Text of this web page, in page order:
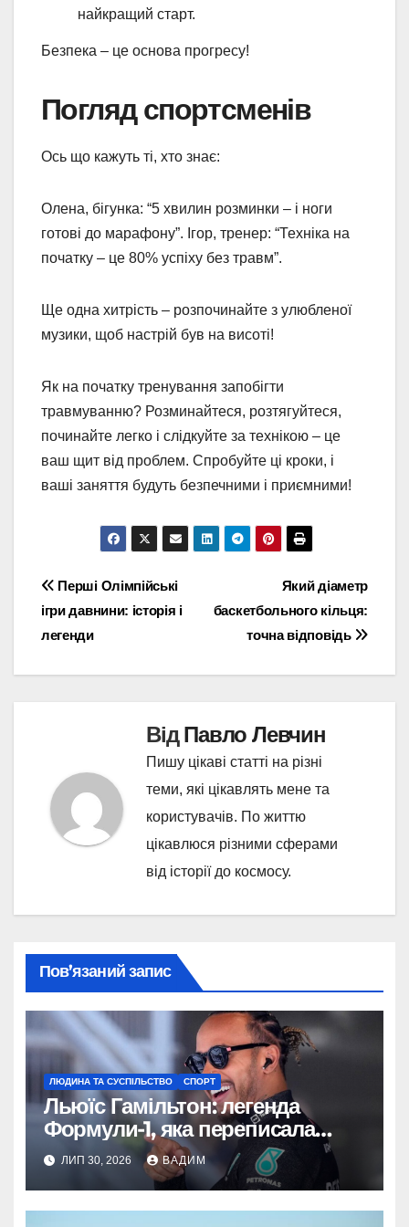
найкращий старт.
Безпека – це основа прогресу!
Погляд спортсменів
Ось що кажуть ті, хто знає:
Олена, бігунка: “5 хвилин розминки – і ноги
готові до марафону”. Ігор, тренер: “Техніка на
початку – це 80% успіху без травм”.
Ще одна хитрість – розпочинайте з улюбленої
музики, щоб настрій був на висоті!
Як на початку тренування запобігти
травмуванню? Розминайтеся, розтягуйтеся,
починайте легко і слідкуйте за технікою – це
ваш щит від проблем. Спробуйте ці кроки, і
ваші заняття будуть безпечними і приємними!
Навігація
записів
Який діаметр
баскетбольного кільця:
точна відповідь
Перші Олімпійські
ігри давнини: історія і
легенди
ВідПавло Левчин
Пишу цікаві статті на різні
теми, які цікавлять мене та
користувачів. По життю
цікавлюся різними сферами
від історії до космосу.
Пов’язаний запис
ЛЮДИНА ТА СУСПІЛЬСТВО СПОРТ
Льюїс Гамільтон: легенда
Формули-1, яка переписала
історію спорту
ЛИП 30, 2026 ВАДИМ